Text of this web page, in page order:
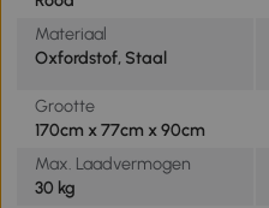
Materiaal
Oxfordstof, Staal
Grootte
170cm x 77cm x 90cm
Max. Laadvermogen
30 kg